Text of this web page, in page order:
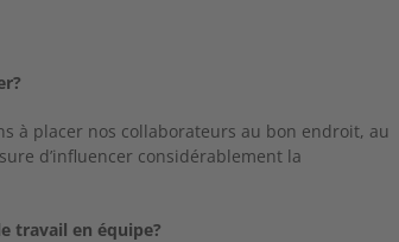
à placer nos collaborateurs au bon endroit, au
d’influencer considérablement la
travail en équipe?